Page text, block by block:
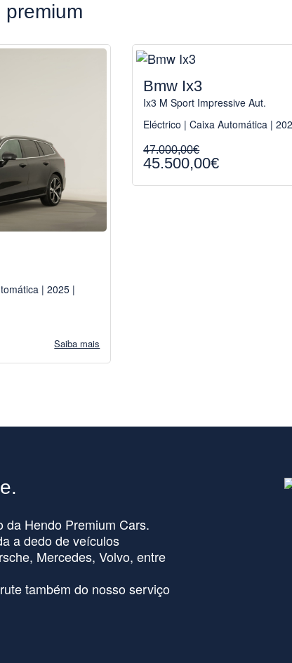
| 2025 |
Saiba mais
Bmw Ix3
Ix3 M Sport Impressive Aut.
Eléctrico | Caixa Automática |
47.000,00€
45.500,00€
da Hendo Premium Cars.
a dedo de veículos
Mercedes, Volvo, entre
também do nosso serviço